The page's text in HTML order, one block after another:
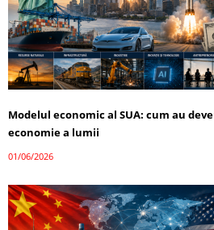
Modelul economic al SUA: cum au
economie a lumii
01/06/2026